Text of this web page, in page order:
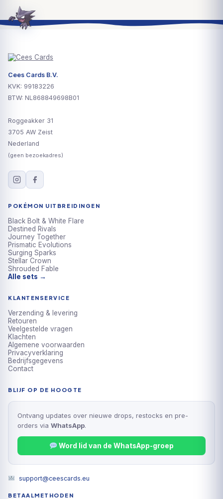
Cees Cards B.V.
KVK: 99183226
BTW: NL868849698B01
Roggeakker 31
3705 AW Zeist
Nederland
(geen bezoekadres)
POKÉMON UITBREIDINGEN
Black Bolt & White Flare
Destined Rivals
Journey Together
Prismatic Evolutions
Surging Sparks
Stellar Crown
Shrouded Fable
Alle sets →
KLANTENSERVICE
Verzending & levering
Retouren
Veelgestelde vragen
Klachten
Algemene voorwaarden
Privacyverklaring
Bedrijfsgegevens
Contact
BLIJF OP DE HOOGTE
Ontvang updates over nieuwe drops, restocks en pre-
orders via WhatsApp.
Word lid van de WhatsApp-groep
support@ceescards.eu
BETAALMETHODEN